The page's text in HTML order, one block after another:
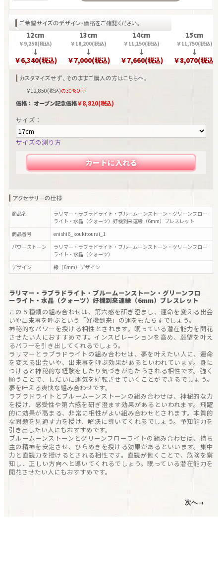
12cm
￥ 9,250(税込)
↓
￥6,340(税込)
13cm
￥ 10,200(税込)
↓
￥7,000(税込)
14cm
￥ 11,150(税込)
↓
￥7,660(税込)
15cm
￥ 11,750(税込)
↓
￥8,070(税込)
ラリマー・ラブラドライト・ブルームーンストーン・グリーンフロ
ーライト・水晶（クォーツ）好機到来運縁（6mm）ブレスレット
この５種類の組み合わせは、第六感を研ぎ澄まし、運命を変える出会
いや出来事を呼ぶという「好機到来」の運をもたらすでしょう。
神秘的なパワーを授ける相性とされます。眠っている潜在能力を開花
させたい人におすすめです。インスピレーションを高め、願望を叶え
るパワーを引き出してくれるでしょう。
ラリマーとラブラドライトの組み合わせは、夢を叶えたい人に、運命
を変える出会いや、出来事を呼ぶ効果があるといわれています。身に
つけると神秘的な経験をしたり気づきがもたらされる相性です。強く
願うことで、しだいに運気を好転させていくことができるでしょう。
夢を叶える爽快な組み合わせです。
ラブラドライトとブルームーンストーンの組み合わせは、神秘的な力
を授け、感受性や第六感を研ぎ澄ます効果があるといわれます。飛躍
的に効果が高まる、非常に相性がよい組み合わせとされます。本質的
な問題を見通す力を授け、解決に導いてくれるでしょう。予知能力を
引き出したい人にもおすすめです。
ブルームーンストーンとグリーンフローライトの組み合わせは、持ち
主の精神を安定させ、ひらめきを授ける効果があるといいます。集中
力と直観力を授けるとされる相性です。直観が働くことで、危険を察
知し、正しい方向へと導いてくれるでしょう。眠っている潜在能力を
開花させたい人にもおすすめです。
次へ→
￥12,850(税込)の30%OFF
価格： オープン記念価格￥8,820(税込)
サイズ：
サイズの測り方
カートに入れる
商品名
ラリマー・ラブラドライト・ブルームーンストーン・グリーンフロー
ライト・水晶（クォーツ）好機到来運縁（6mm）ブレスレット
商品番号
enishi6_koukitourai_1
パワーストーン
ラリマー・ラブラドライト・ブルームーンストーン・グリーンフロー
ライト・水晶（クォーツ）
デザイン
縁（6mm） デザイン